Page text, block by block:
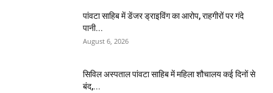
पांवटा साहिब में डेंजर ड्राइविंग का आरोप, राहगीरों पर गंदे
पानी...
August 6, 2026
सिविल अस्पताल पांवटा साहिब में महिला शौचालय कई दिनों से
बंद,...